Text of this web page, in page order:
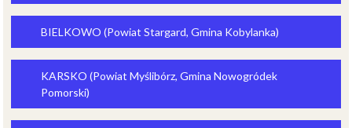
BIELKOWO (Powiat Stargard, Gmina Kobylanka)
KARSKO (Powiat Myślibórz, Gmina Nowogródek
Pomorski)